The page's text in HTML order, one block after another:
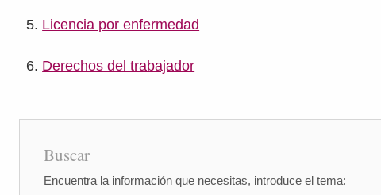
Licencia por enfermedad
Derechos del trabajador
Buscar
Encuentra la información que necesitas, introduce el tema: